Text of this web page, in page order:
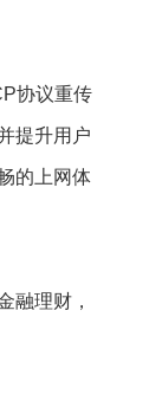
协议重传
提升用户
的上网体
融理财，